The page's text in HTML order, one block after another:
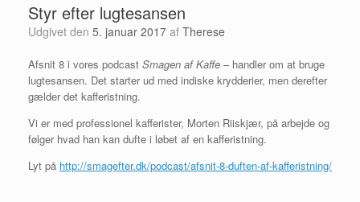
Styr efter lugtesansen
Udgivet den 5. januar 2017 af Therese
Afsnit 8 i vores podcast Smagen af Kaffe – handler om at bruge
lugtesansen. Det starter ud med indiske krydderier, men derefter
gælder det kafferistning.
Vi er med professionel kafferister, Morten Riiskjær, på arbejde og
følger hvad han kan dufte i løbet af en kafferistning.
Lyt på http://smagefter.dk/podcast/afsnit-8-duften-af-kafferistning/